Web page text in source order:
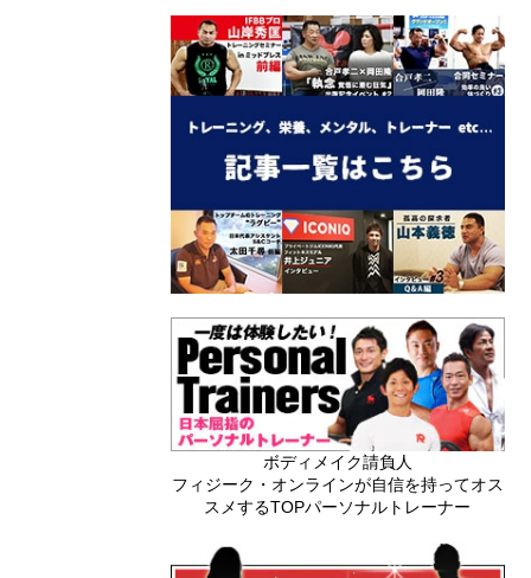
ボディメイク請負人
フィジーク・オンラインが自信を持ってオス
スメするTOPパーソナルトレーナー